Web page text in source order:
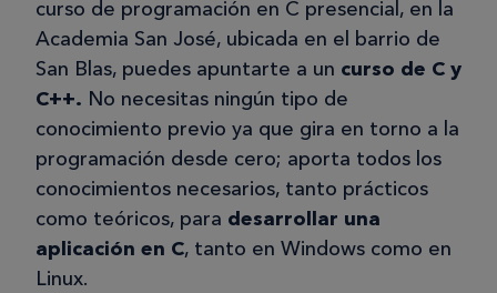
curso de programación en C presencial, en la
Academia San José, ubicada en el barrio de
San Blas, puedes apuntarte a un curso de C y
C++. No necesitas ningún tipo de
conocimiento previo ya que gira en torno a la
programación desde cero; aporta todos los
conocimientos necesarios, tanto prácticos
como teóricos, para desarrollar una
aplicación en C, tanto en Windows como en
Linux.